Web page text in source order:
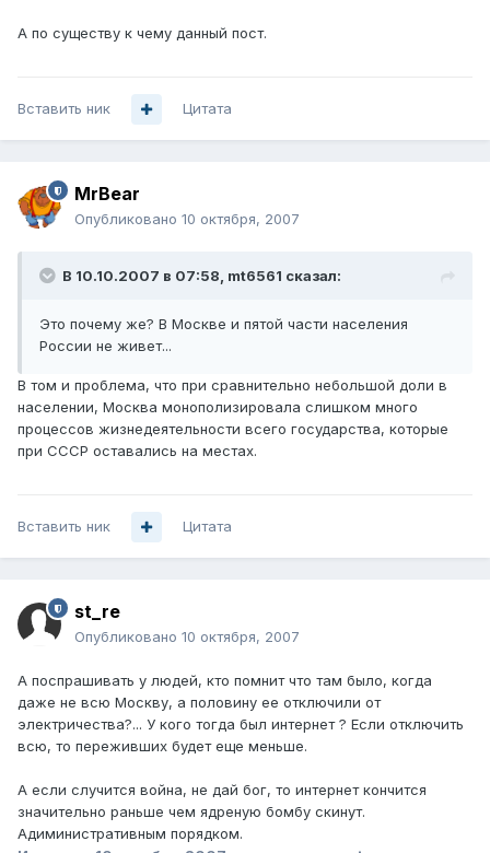
А по существу к чему данный пост.
Вставить ник Цитата
MrBear
Опубликовано 10 октября, 2007
В 10.10.2007 в 07:58, mt6561 сказал:
Это почему же? В Москве и пятой части населения
России не живет...
В том и проблема, что при сравнительно небольшой доли в
населении, Москва монополизировала слишком много
процессов жизнедеятельности всего государства, которые
при СССР оставались на местах.
Вставить ник Цитата
st_re
Опубликовано 10 октября, 2007
А поспрашивать у людей, кто помнит что там было, когда
даже не всю Москву, а половину ее отключили от
электричества?... У кого тогда был интернет ? Если отключить
всю, то переживших будет еще меньше.
А если случится война, не дай бог, то интернет кончится
значительно раньше чем ядреную бомбу скинут.
Адиминистративным порядком.